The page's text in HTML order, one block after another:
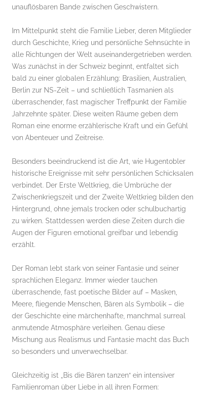
unauflösbaren Bande zwischen Geschwistern.
Im Mittelpunkt steht die Familie Lieber, deren Mitglieder
durch Geschichte, Krieg und persönliche Sehnsüchte in
alle Richtungen der Welt auseinandergetrieben werden.
Was zunächst in der Schweiz beginnt, entfaltet sich
bald zu einer globalen Erzählung: Brasilien, Australien,
Berlin zur NS-Zeit – und schließlich Tasmanien als
überraschender, fast magischer Treffpunkt der Familie
Jahrzehnte später. Diese weiten Räume geben dem
Roman eine enorme erzählerische Kraft und ein Gefühl
von Abenteuer und Zeitreise.
Besonders beeindruckend ist die Art, wie Hugentobler
historische Ereignisse mit sehr persönlichen Schicksalen
verbindet. Der Erste Weltkrieg, die Umbrüche der
Zwischenkriegszeit und der Zweite Weltkrieg bilden den
Hintergrund, ohne jemals trocken oder schulbuchartig
zu wirken. Stattdessen werden diese Zeiten durch die
Augen der Figuren emotional greifbar und lebendig
erzählt.
Der Roman lebt stark von seiner Fantasie und seiner
sprachlichen Eleganz. Immer wieder tauchen
überraschende, fast poetische Bilder auf – Masken,
Meere, fliegende Menschen, Bären als Symbolik – die
der Geschichte eine märchenhafte, manchmal surreal
anmutende Atmosphäre verleihen. Genau diese
Mischung aus Realismus und Fantasie macht das Buch
so besonders und unverwechselbar.
Gleichzeitig ist „Bis die Bären tanzen“ ein intensiver
Familienroman über Liebe in all ihren Formen: